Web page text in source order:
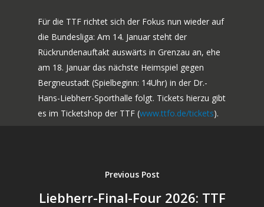
Für die TTF richtet sich der Fokus nun wieder auf
die Bundesliga: Am 14. Januar steht der
Rückrundenauftakt auswärts in Grenzau an, ehe
am 18. Januar das nächste Heimspiel gegen
Bergneustadt (Spielbeginn: 14Uhr) in der Dr.-
Hans-Liebherr-Sporthalle folgt. Tickets hierzu gibt
es im Ticketshop der TTF (www.ttfo.de/tickets).
Previous Post
Liebherr-Final-Four 2026: TTF